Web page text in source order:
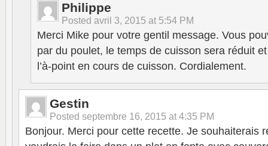
Philippe
Posted avril 3, 2015 at 5:54 PM
Merci Mike pour votre gentil message. Vous
par du poulet, le temps de cuisson sera réduit
l’à-point en cours de cuisson. Cordialement.
Gestin
Posted septembre 16, 2015 at 4:35 PM
Bonjour. Merci pour cette recette. Je souhaiterais